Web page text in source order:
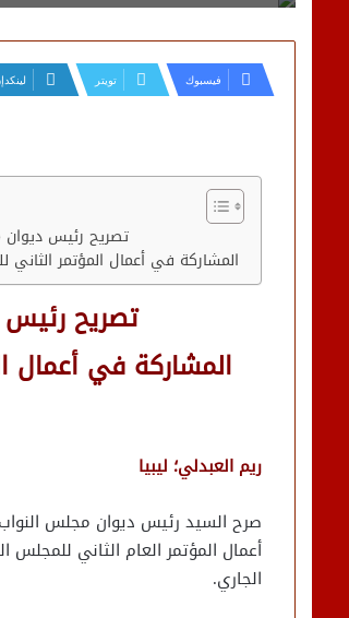
فيسبوك تويتر
تصريح رئيس ديوان
المشاركة في أعمال المؤتمر الثاني
تصريح رئيس
المشاركة في أعمال
ريم العبدلي؛ ليبيا
صرح السيد رئيس ديوان مجلس النواب
الجاري.